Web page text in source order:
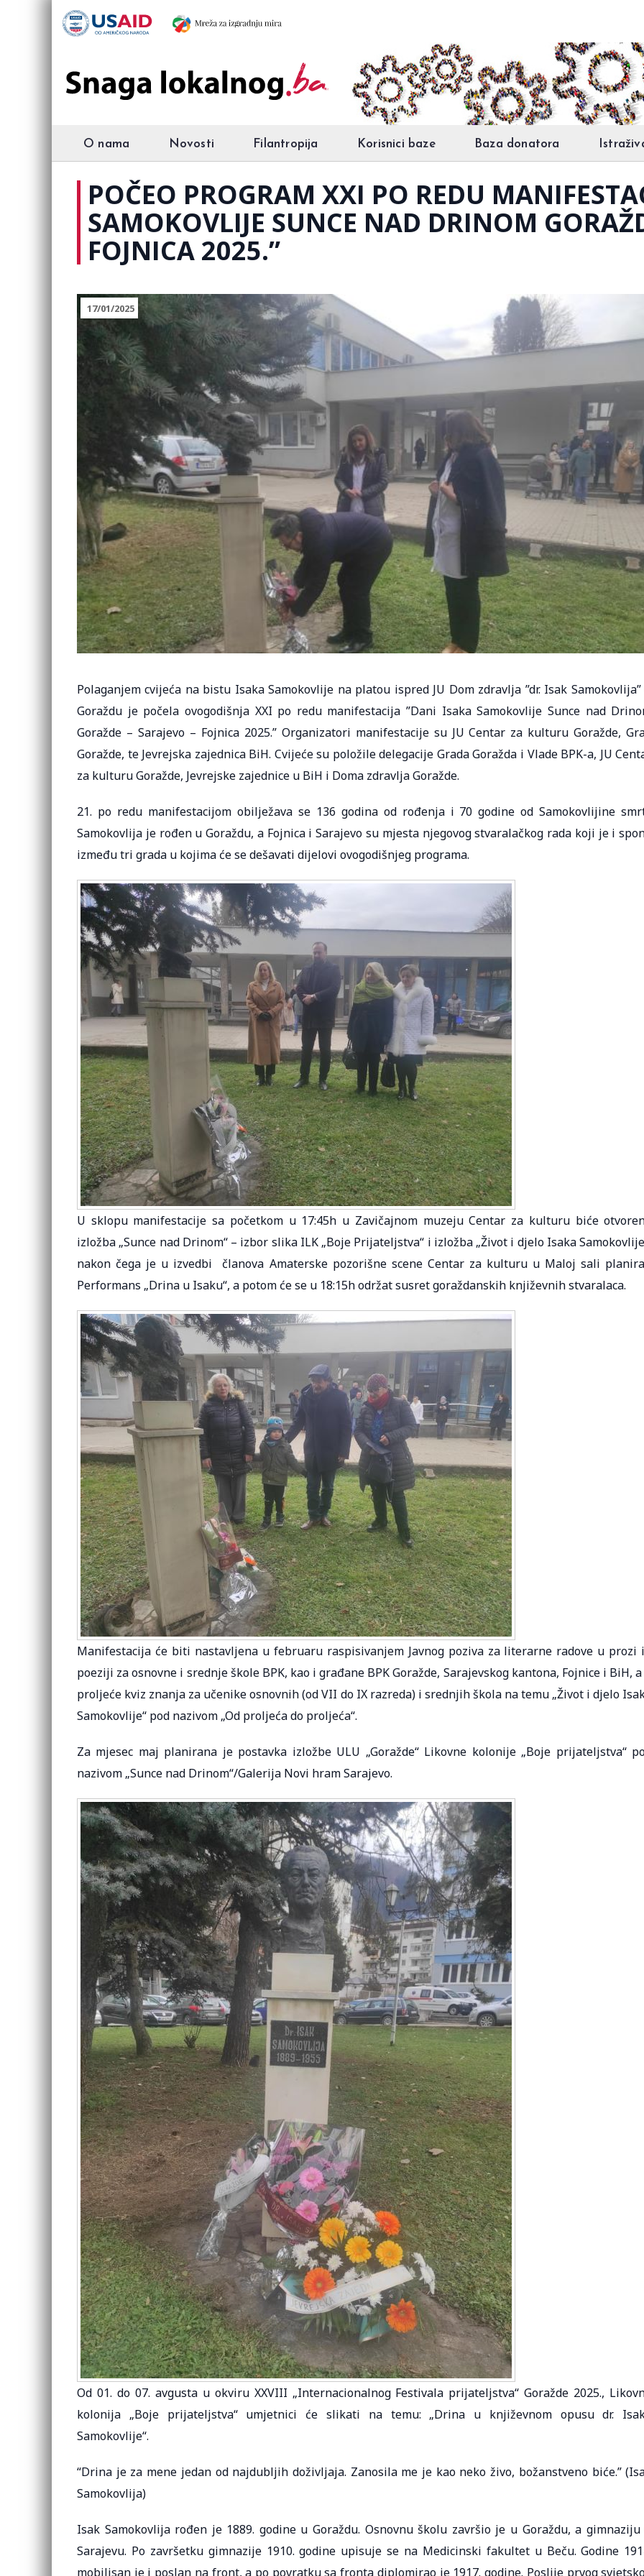
O nama Novosti Filantropija Korisnici baze Baza donatora
POČEO PROGRAM XXI PO REDU
SAMOKOVLIJE SUNCE NAD DRINOM
FOJNICA 2025.”
17/01/2025
Polaganjem cvijeća na bistu Isaka Samokovlije na platou ispred JU Dom zdravlja ”dr. Isak
Goraždu je počela ovogodišnja XXI po redu manifestacija ”Dani Isaka Samokovlije Sunce nad
Goražde – Sarajevo – Fojnica 2025.” Organizatori manifestacije su JU Centar za kulturu Goražde,
Goražde, te Jevrejska zajednica BiH. Cvijeće su položile delegacije Grada Goražda i Vlade BPK-a, JU
za kulturu Goražde, Jevrejske zajednice u BiH i Doma zdravlja Goražde.
21. po redu manifestacijom obilježava se 136 godina od rođenja i 70 godine od Samokovlijine
Samokovlija je rođen u Goraždu, a Fojnica i Sarajevo su mjesta njegovog stvaralačkog rada koji je i
između tri grada u kojima će se dešavati dijelovi ovogodišnjeg programa.
U sklopu manifestacije sa početkom u 17:45h u Zavičajnom muzeju Centar za kulturu biće
izložba „Sunce nad Drinom“ – izbor slika ILK „Boje Prijateljstva“ i izložba „Život i djelo Isaka
nakon čega je u izvedbi članova Amaterske pozorišne scene Centar za kulturu u Maloj sali
Performans „Drina u Isaku“, a potom će se u 18:15h održat susret goraždanskih književnih stvaralaca.
Manifestacija će biti nastavljena u februaru raspisivanjem Javnog poziva za literarne radove u prozi
poeziji za osnovne i srednje škole BPK, kao i građane BPK Goražde, Sarajevskog kantona, Fojnice i BiH,
proljeće kviz znanja za učenike osnovnih (od VII do IX razreda) i srednjih škola na temu „Život i djelo
Samokovlije“ pod nazivom „Od proljeća do proljeća“.
Za mjesec maj planirana je postavka izložbe ULU „Goražde“ Likovne kolonije „Boje prijateljstva“
nazivom „Sunce nad Drinom“/Galerija Novi hram Sarajevo.
Od 01. do 07. avgusta u okviru XXVIII „Internacionalnog Festivala prijateljstva“ Goražde 2025.,
kolonija „Boje prijateljstva“ umjetnici će slikati na temu: „Drina u književnom opusu dr.
Samokovlije“.
“Drina je za mene jedan od najdubljih doživljaja. Zanosila me je kao neko živo, božanstveno biće.”
Samokovlija)
Isak Samokovlija rođen je 1889. godine u Goraždu. Osnovnu školu završio je u Goraždu, a
Sarajevu. Po završetku gimnazije 1910. godine upisuje se na Medicinski fakultet u Beču. Godine
mobilisan je i poslan na front, a po povratku sa fronta diplomirao je 1917. godine. Poslije prvog